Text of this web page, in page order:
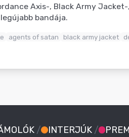
Axis-, Black Army
bandája.
agents of satan black army jacket
/ INTERJÚK /